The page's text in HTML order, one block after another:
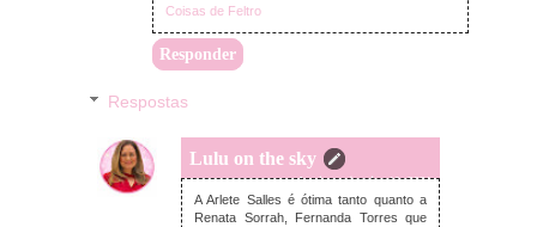
Coisas de Feltro
Responder
Respostas
Lulu on the sky
domingo, janeiro 10, 2021
A Arlete Salles é ótima tanto quanto a
Renata Sorrah, Fernanda Torres que